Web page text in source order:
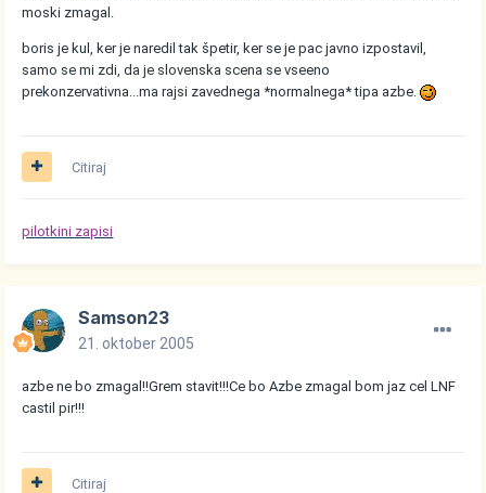
moski zmagal.
boris je kul, ker je naredil tak špetir, ker se je pac javno izpostavil,
samo se mi zdi, da je slovenska scena se vseeno
prekonzervativna...ma rajsi zavednega *normalnega* tipa azbe.
Citiraj
pilotkini zapisi
Samson23
21. oktober 2005
azbe ne bo zmagal!!Grem stavit!!!Ce bo Azbe zmagal bom jaz cel LNF
castil pir!!!
Citiraj